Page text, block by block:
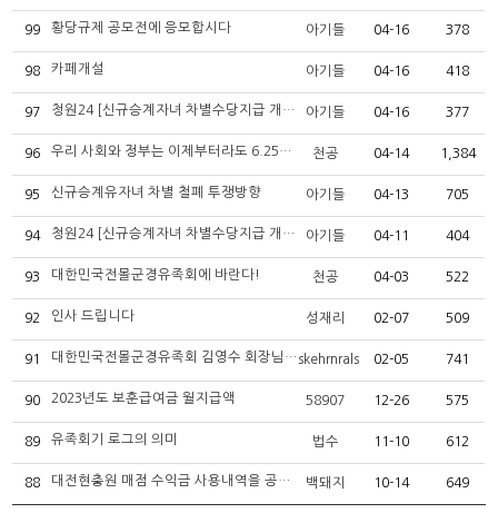
99 황당규제 공모전에 응모합시다 아기들 04-16 378
98 카페개설 아기들 04-16 418
97 청원24 [신규승계자녀 차별수당지급 개선 요구] 댓글의견 수렴 현황 아기들 04-16 377
96 우리 사회와 정부는 이제부터라도 6.25전몰군경 유족에 대한 예우를 재평가하여야 한다! 천공 04-14 1,384
95 신규승계유자녀 차별 철폐 투쟁방향 아기들 04-13 705
94 청원24 [신규승계자녀 차별수당지급 개선 요구] 댓글의견 수렴 협조요청 아기들 04-11 404
93 대한민국전몰군경유족회에 바란다! 천공 04-03 522
92 인사 드립니다 성재리 02-07 509
91 대한민국전몰군경유족회 김영수 회장님 귀하 skehrnrals 02-05 741
90 2023년도 보훈급여금 월지급액 58907 12-26 575
89 유족회기 로그의 의미 법수 11-10 612
88 대전현충원 매점 수익금 사용내역을 공개하라 !! 백돼지 10-14 649